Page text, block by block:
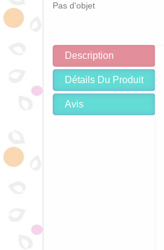
Pas d'objet
Description
Détails Du Produit
Avis